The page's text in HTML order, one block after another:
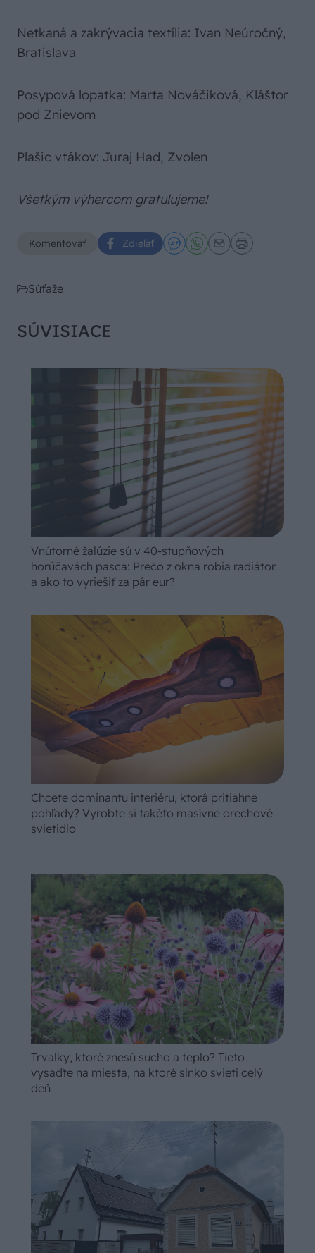
Netkaná a zakrývacia textília: Ivan Neúročný,
Bratislava
Posypová lopatka: Marta Nováčiková, Kláštor
pod Znievom
Plašic vtákov: Juraj Had, Zvolen
Všetkým výhercom gratulujeme!
Komentovať Zdieľať
Súťaže
SÚVISIACE
Vnútorné žalúzie sú v 40-stupňových
horúčavách pasca: Prečo z okna robia radiátor
a ako to vyriešiť za pár eur?
Chcete dominantu interiéru, ktorá pritiahne
pohľady? Vyrobte si takéto masívne orechové
svietidlo
Trvalky, ktoré znesú sucho a teplo? Tieto
vysaďte na miesta, na ktoré slnko svieti celý
deň